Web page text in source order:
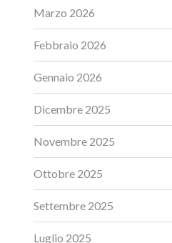
Marzo 2026
Febbraio 2026
Gennaio 2026
Dicembre 2025
Novembre 2025
Ottobre 2025
Settembre 2025
Luglio 2025